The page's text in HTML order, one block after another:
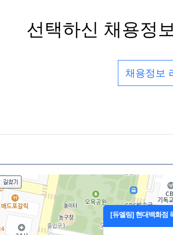
선택하신 채용정
채용정보
[듀엘링] 현대백화점